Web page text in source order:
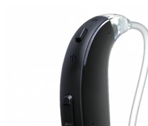
Hoorapparaatbatterijen
Oticon hoorapparaten
Signia Silk Filters Domes
Oticon Intent 1 - Oplaadbaar
De Oticon Intent is het nieuwste hoorapparaat